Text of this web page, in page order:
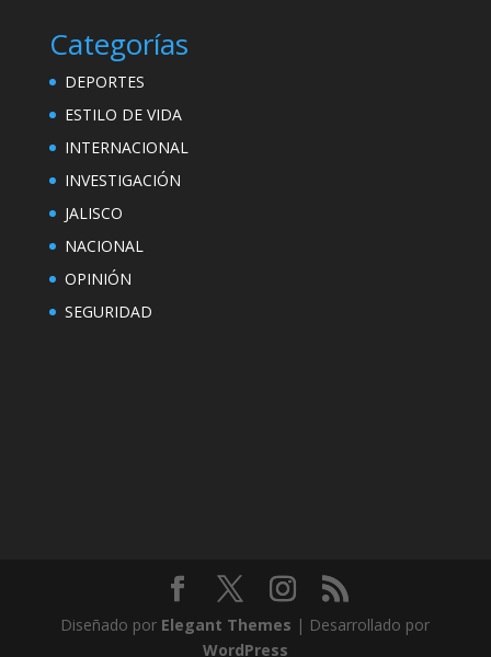
Categorías
DEPORTES
ESTILO DE VIDA
INTERNACIONAL
INVESTIGACIÓN
JALISCO
NACIONAL
OPINIÓN
SEGURIDAD
Diseñado por Elegant Themes | Desarrollado por
WordPress